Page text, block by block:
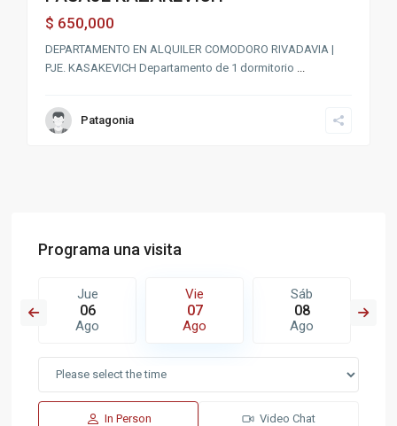
$ 650,000
DEPARTAMENTO EN ALQUILER COMODORO RIVADAVIA |
PJE. KASAKEVICH Departamento de 1 dormitorio
Patagonia
Programa una visita
Jue
06
Ago
Vie
07
Ago
Sáb
08
Ago
In Person Video Chat